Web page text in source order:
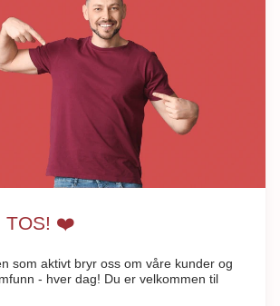
TOS! ❤️
som aktivt bryr oss om våre kunder og
- hver dag! Du er velkommen til